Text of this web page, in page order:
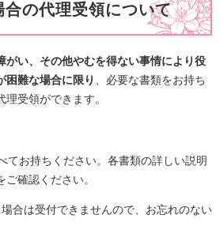
合の代理受領について
がい、その他やむを得ない事情により役
困難な場合に限り
、必要な書類をお持ち
受領ができます。
てお持ちください。各書類の詳しい説明
確認ください。
合は受付できませんので、お忘れのない